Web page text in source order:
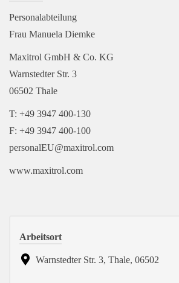
Personalabteilung
Frau Manuela Diemke
Maxitrol GmbH & Co. KG
Warnstedter Str. 3
06502 Thale
T: +49 3947 400-130
F: +49 3947 400-100
personalEU@maxitrol.com
www.maxitrol.com
Arbeitsort
Warnstedter Str. 3, Thale, 06502